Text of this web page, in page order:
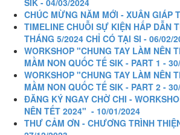
CHÚC MỪNG NĂM MỚI - XUÂN GIÁP
TIMELINE CHUỖI SỰ KIỆN HẤP DẪN
THÁNG 5/2024 CHỈ CÓ TẠI SI - 06/02/
WORKSHOP "CHUNG TAY LÀM NÊN
MẦM NON QUỐC TẾ SIK - PART 1 -
WORKSHOP "CHUNG TAY LÀM NÊN
MẦM NON QUỐC TẾ SIK - PART 2 -
ĐĂNG KÝ NGAY CHỜ CHI -
NÊN TẾT 2024" - 10/01/2024
THƯ CẢM ƠN - CHƯƠNG TRÌNH